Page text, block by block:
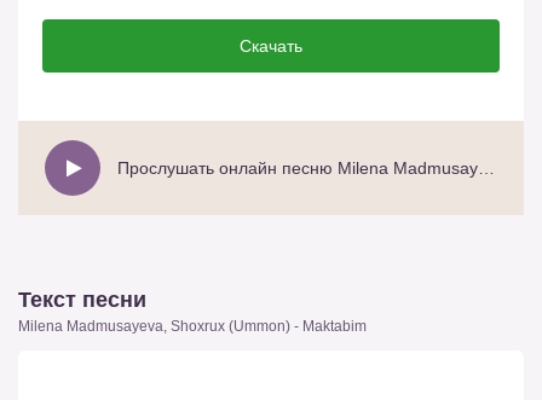
Скачать
Текст песни
Milena Madmusayeva, Shoxrux (Ummon) - Maktabim